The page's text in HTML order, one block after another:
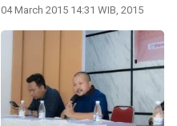
04 March 2015 14:31 WIB, 2015